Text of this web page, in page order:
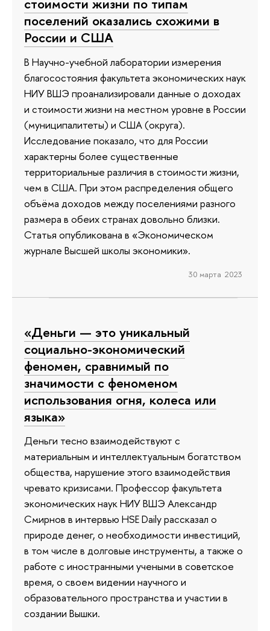
стоимости жизни по типам
поселений оказались схожими в
России и США
В Научно-учебной лаборатории измерения
благосостояния факультета экономических наук
НИУ ВШЭ проанализировали данные о доходах
и стоимости жизни на местном уровне в России
(муниципалитеты) и США (округа).
Исследование показало, что для России
характерны более существенные
территориальные различия в стоимости жизни,
чем в США. При этом распределения общего
объёма доходов между поселениями разного
размера в обеих странах довольно близки.
Статья опубликована в «Экономическом
журнале Высшей школы экономики».
30 марта 2023
«Деньги — это уникальный
социально-экономический
феномен, сравнимый по
значимости с феноменом
использования огня, колеса или
языка»
Деньги тесно взаимодействуют с
материальным и интеллектуальным богатством
общества, нарушение этого взаимодействия
чревато кризисами. Профессор факультета
экономических наук НИУ ВШЭ Александр
Смирнов в интервью HSE Daily рассказал о
природе денег, о необходимости инвестиций,
в том числе в долговые инструменты, а также о
работе с иностранными учеными в советское
время, о своем видении научного и
образовательного пространства и участии в
создании Вышки.